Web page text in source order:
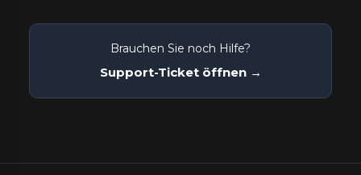
Brauchen Sie noch Hilfe?
Support-Ticket öffnen →